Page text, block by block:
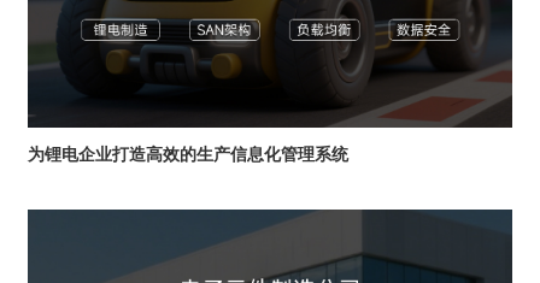
为锂电企业打造高效的生产信息化管理系统